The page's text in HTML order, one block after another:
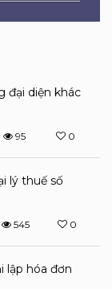
đại diện khác
95 0
lý thuế số
545 0
lập hóa đơn